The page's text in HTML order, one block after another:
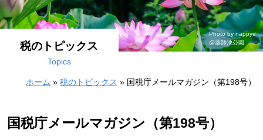
税のトピックス
Topics
Photo by nappye
@薬師池公園
ホーム » 税のトピックス » 国税庁メールマガジン（第198号）
国税庁メールマガジン（第198号）